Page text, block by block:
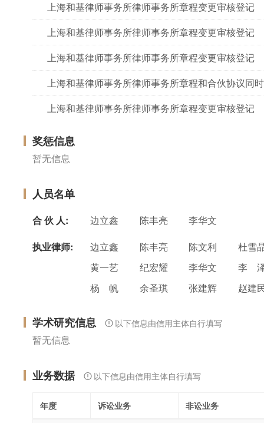
上海和基律师事务所律师事务所章程变更审核登记
上海和基律师事务所律师事务所章程变更审核登记
上海和基律师事务所律师事务所章程变更审核登记
上海和基律师事务所律师事务所章程和合伙协议同
上海和基律师事务所律师事务所章程变更审核登记
奖惩信息
暂无信息
人员名单
合 伙 人: 边立鑫 陈丰亮
李华文
执业律师:
边立鑫 陈丰亮 陈文利
杜雪
黄一艺
纪宏耀 李华文
李
杨 帆
余圣琪 张建辉 赵建
学术研究信息 以下信息由信用主体自行填写
暂无信息
业务数据 以下信息由信用主体自行填写
年度 诉讼业务 非讼业务